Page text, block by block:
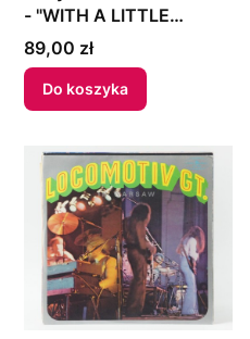
- "WITH A LITTLE
HELP..." 1986 Poland
Cena
89,00 zł
Do koszyka